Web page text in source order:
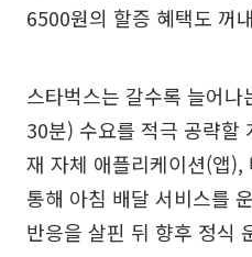
6500원의 할증 혜택도 꺼
스타벅스는 갈수록 늘어
30분) 수요를 적극 공략할
재 자체 애플리케이션(앱
통해 아침 배달 서비스를
반응을 살핀 뒤 향후 정식